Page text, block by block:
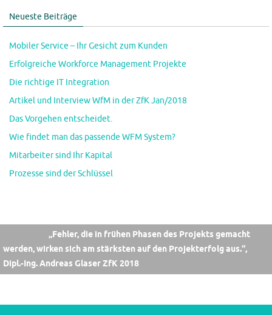
Neueste Beiträge
Mobiler Service – Ihr Gesicht zum Kunden
Erfolgreiche Workforce Management Projekte
Die richtige IT Integration
Artikel und Interview WfM in der ZfK Jan/2018
Das Vorgehen entscheidet.
Wie findet man das passende WFM System?
Mitarbeiter sind Ihr Kapital
Prozesse sind der Schlüssel
„Fehler, die in frühen Phasen des Projekts gemacht
werden, wirken sich am stärksten auf den Projekterfolg aus.“,
Dipl.-Ing. Andreas Glaser ZfK 2018